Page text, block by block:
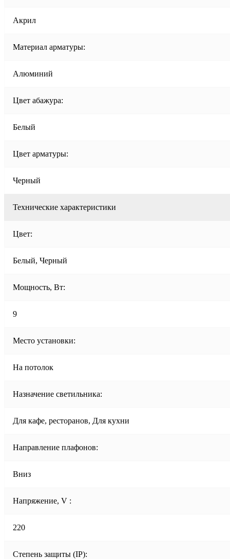
Акрил
Материал арматуры:
Алюминий
Цвет абажура:
Белый
Цвет арматуры:
Черный
Технические характеристики
Цвет:
Белый, Черный
Мощность, Вт:
9
Место установки:
На потолок
Назначение светильника:
Для кафе, ресторанов, Для кухни
Направление плафонов:
Вниз
Напряжение, V :
220
Степень защиты (IP):